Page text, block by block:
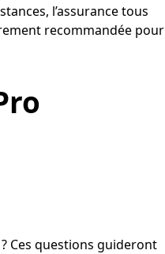
l’assurance tous
recommandée pour
Ces questions guideront